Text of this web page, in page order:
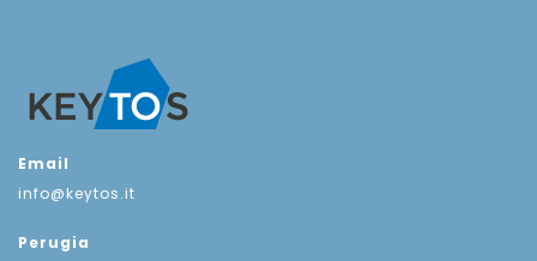
Email
info@keytos.it
Perugia